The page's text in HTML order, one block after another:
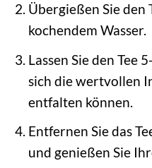
Übergießen Sie den
kochendem Wasser.
Lassen Sie den Tee
sich die wertvollen
entfalten können.
Entfernen Sie das
und genießen Sie